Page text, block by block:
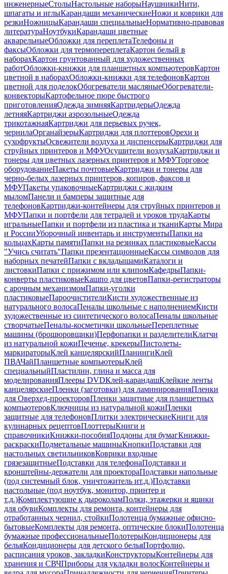
инженерныеСтолыНастольные наборыНаушникиНити,
шпагаты и иглыКарандаши механическиеНожи и коврики для
резкиНожницыКарандаши специальныеНормативно-правовая
литератураНоутбукиКарандаши цветные
акварельныеОбложки для переплетаТелефоны и
факсыОбложки для термопереплетаКартон белый в
наборахКартон грунтованный для художественных
работОбложки-книжки для планшетных компьютеровКартон
цветной в наборахОбложки-книжки для телефоновКартон
цветной для поделокОбогреватели масляныеОбогреватели-
конвекторыКартофельное пюре быстрого
приготовленияОдежда зимняяКартридерыОдежда
летняяКартриджи аэрозольныеОдежда
трикотажнаяКартриджи для перьевых ручек,
чернилаОрганайзерыКартриджи для плоттеровОрехи и
сухофруктыОсвежители воздуха и диспенсерыКартриджи для
струйных принтеров и МФУОсушители воздухаКартриджи и
тонеры для цветных лазерных принтеров и МФУТорговое
оборудованиеПакеты почтовыеКартриджи и тонеры для
черно-белых лазерных принтеров, копиров, факсов и
МФУПакеты упаковочныеКартриджи с жидким
мыломПанели и бамперы защитные для
телефоновКартриджи-контейнеры для струйных принтеров и
МФУПапки и портфели для тетрадей и уроков трудаКарты
игральныеПапки и портфели из пластика и тканиКарты Мира
и РоссииУборочный инвентарь и инструментыПапки на
кольцахКарты памятиПапки на резинках пластиковыеКассы
"Учись считать"Папки презентационныеКассы символов для
наборных печатейПапки с вкладышамиКаталоги и
листовкиПапки с прижимом или клипомКафедрыПапки-
конверты пластиковыеКашпо для цветовПапки-регистраторы
с арочным механизмомПапки-уголки
пластиковыеПароочистителиКисти художественные из
натурального волосаПеналы школьные с наполнениемКисти
художественные из синтетического волосаПеналы школьные
створчатыеПеналы-косметички школьныеПереплетные
машины (брошюровщики)Перфопапки и разделителиКлатчи
из натуральной кожиПеченье, крекерыПистолеты-
маркираторыКлей канцелярскийПланингиКлей
ПВАЧайПланшетные компьютерыКлей
специальныйПластилин, глина и масса для
моделированияПлееры DVDКлей-карандашКлейкие ленты
канцелярскиеПленки (заготовки) для ламинированияПленки
для Оверхед-проекторовПленки защитные для планшетных
компьютеровКлючницы из натуральной кожиПленки
защитные для телефоновПлитки электрическиеКниги для
кулинарных рецептовПлоттерыКниги и
справочникиКнижки-пособияПоддоны для бумагКнижки-
раскраскиПодметальные машиныКнопкиПодставки для
настольных светильниковКоврики входные
грязезащитныеПодставки для телефонаПодставки и
кронштейны-держатели для проектораПодставки напольные
(под системный блок, уничтожитель ит.д.)Подставки
настольные (под ноутбук, монитор, принтер и
т.д.)Комплектующие к дыроколамПолки, этажерки и ящики
для обувиКомплекты для ремонта, контейнеры для
отработанных чернил, стойкиПолотенца бумажные офисно-
бытовыеКомплекты для ремонта, оптические блокиПолотенца
бумажные профессиональныеПолотерыКондиционеры для
бельяКондиционеры для детского бельяПортфолио,
расписания уроков, закладкиКонструкторыКонтейнеры для
хранения и СВЧПриборы для укладки волосКонтейнеры и